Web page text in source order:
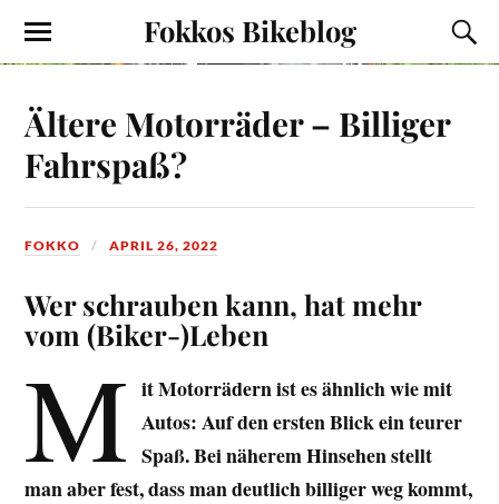
Fokkos Bikeblog
Ältere Motorräder – Billiger
Fahrspaß?
FOKKO APRIL 26, 2022
Wer schrauben kann, hat mehr
vom (Biker-)Leben
M it Motorrädern ist es ähnlich wie mit
Autos: Auf den ersten Blick ein teurer
Spaß. Bei näherem Hinsehen stellt
man aber fest, dass man deutlich billiger weg kommt,